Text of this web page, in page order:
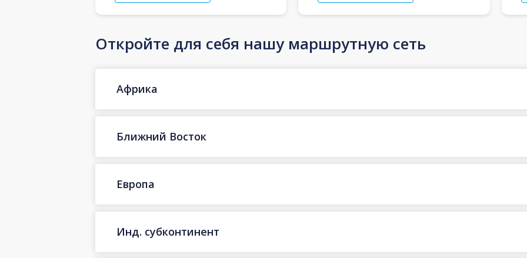
Откройте для себя нашу маршрутную сеть
Африка
Ближний Восток
Европа
Инд. субконтинент